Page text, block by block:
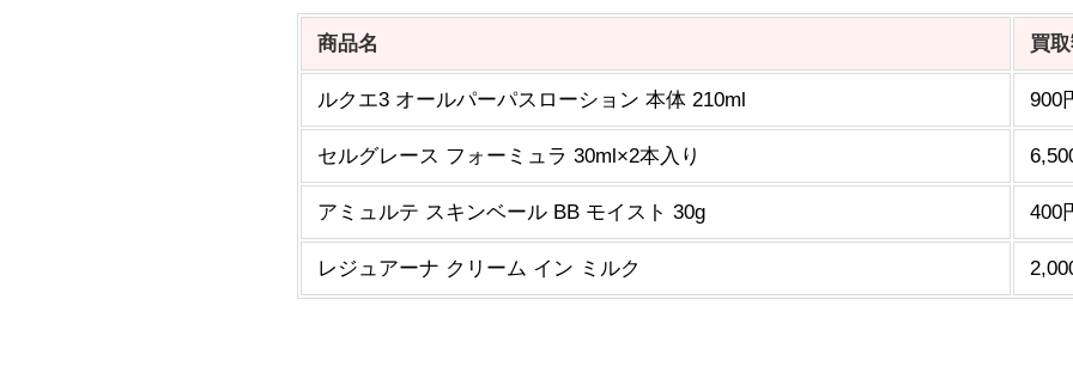
商品名 買
ルクエ3 オールパーパスローション 本体 210ml 900
セルグレース フォーミュラ 30ml×2本入り
アミュルテ スキンベール BB モイスト 30g 400
レジュアーナ クリーム イン ミルク